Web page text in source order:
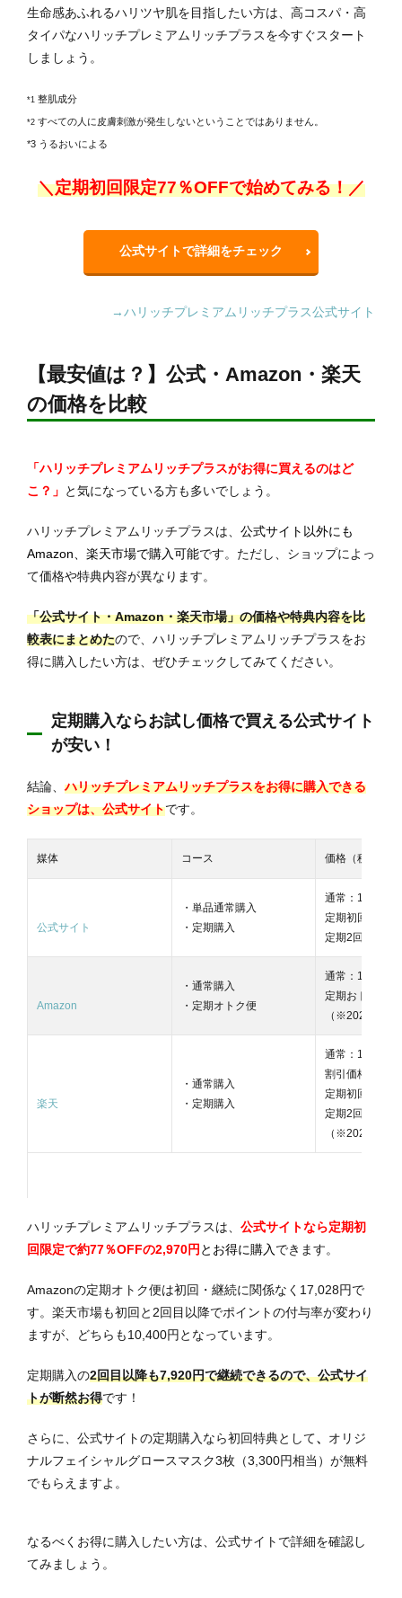
生命感あふれるハリツヤ肌を目指したい方は、高コスパ・高
タイパなハリッチプレミアムリッチプラスを今すぐスタート
しましょう。
*1 整肌成分
*2 すべての人に皮膚刺激が発生しないということではありません。
*3 うるおいによる
＼定期初回限定77％OFFで始めてみる！／
公式サイトで詳細をチェック
→ハリッチプレミアムリッチプラス公式サイト
【最安値は？】公式・Amazon・楽天
の価格を比較
「ハリッチプレミアムリッチプラスがお得に買えるのはど
こ？」 と気になっている方も多いでしょう。
ハリッチプレミアムリッチプラスは、 公式サイト以外にも
Amazon、楽天市場で購入可能です。ただし、ショップによっ
て価格や特典内容が異なります。
「公式サイト・Amazon・楽天市場」の価格や特典内容を比
較表にまとめたので、ハリッチプレミアムリッチプラスをお
得に購入したい方は、ぜひチェックしてみてください。
定期購入ならお試し価格で買える公式サイト
が安い！
結論、ハリッチプレミアムリッチプラスをお得に購入できる
ショップは、公式サイトです。
媒体 コース 価格（税込）
公式サイト
・単品通常購入
・定期購入
通常：13,000円
定期初回限定
定期2回目以降
Amazon
・通常購入
・定期オトク便
通常：18,920円
定期おトク便
（※2025年8月
楽天
・通常購入
・定期購入
通常：
割引価格：
定期初回限定
定期2回目以降
（※2025年8月
ハリッチプレミアムリッチプラスは、 公式サイトなら定期初
回限定で約77％OFFの2,970円 とお得に購入 できます。
Amazonの定期オトク便は初回・継続に関係なく17,028円で
す。楽天市場も初回と2回目以降でポイントの付与率が変わり
ますが、どちらも10,400円となっています。
定期購入の2回目以降も7,920円で継続できるので、公式サイ
トが断然お得です！
さらに、公式サイトの定期購入なら初回特典として、 オリジ
ナルフェイシャルグロースマスク3枚（3,300円相当）が無料
でもらえますよ。
なるべくお得に購入したい方は、公式サイトで詳細を確認し
てみましょう。